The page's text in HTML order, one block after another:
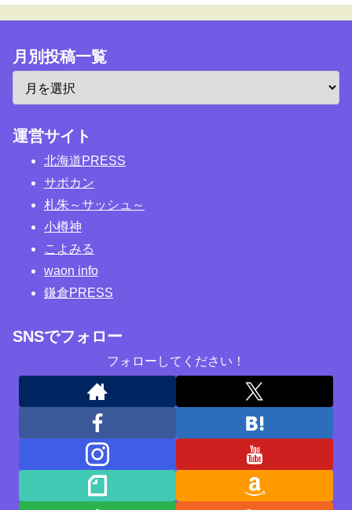
月別投稿一覧
運営サイト
北海道PRESS
サポカン
札朱～サッシュ～
小樽神
こよみる
waon info
鎌倉PRESS
SNSでフォロー
フォローしてください！